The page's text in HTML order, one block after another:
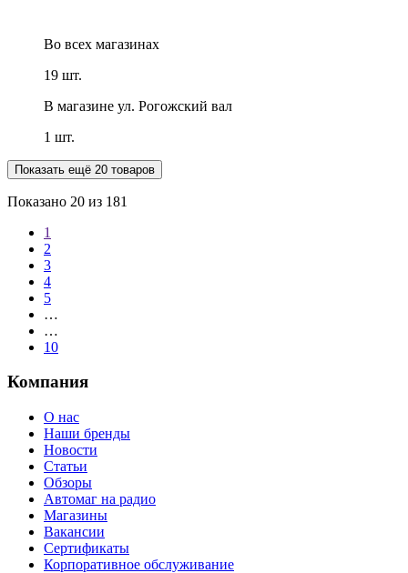
Во всех магазинах
19 шт.
В магазине ул. Рогожский вал
1 шт.
Показать ещё 20 товаров
Показано 20 из 181
1
2
3
4
5
…
…
10
Компания
О нас
Наши бренды
Новости
Статьи
Обзоры
Автомаг на радио
Магазины
Вакансии
Сертификаты
Корпоративное обслуживание